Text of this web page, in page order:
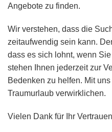
Angebote zu finden.
Wir verstehen, dass die
zeitaufwendig sein kann.
dass es sich lohnt, wenn
stehen Ihnen jederzeit zur
Bedenken zu helfen. Mit
Traumurlaub verwirklichen.
Vielen Dank für Ihr